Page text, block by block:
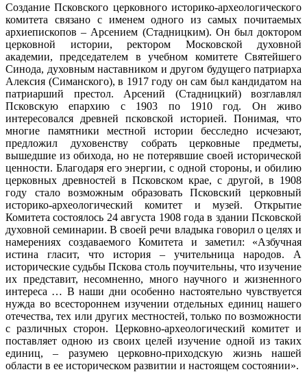
Создание Псковского церковного историко-археологического
комитета связано с именем одного из самых почитаемых
архиепископов – Арсением (Стадницким). Он был доктором
церковной истории, ректором Московской духовной
академии, председателем в учебном комитете Святейшего
Синода, духовным наставником и другом будущего патриарха
Алексия (Симанского), в 1917 году он сам был кандидатом на
патриарший престол. Арсений (Стадницкий) возглавлял
Псковскую епархию с 1903 по 1910 год. Он живо
интересовался древней псковской историей. Понимая, что
многие памятники местной истории бесследно исчезают,
предложил духовенству собрать церковные предметы,
вышедшие из обихода, но не потерявшие своей исторической
ценности. Благодаря его энергии, с одной стороны, и обилию
церковных древностей в Псковском крае, с другой, в 1908
году стало возможным образовать Псковский церковный
историко-археологический комитет и музей. Открытие
Комитета состоялось 24 августа 1908 года в здании Псковской
духовной семинарии. В своей речи владыка говорил о целях и
намерениях создаваемого Комитета и заметил: «Азбучная
истина гласит, что история – учительница народов. А
исторические судьбы Пскова столь поучительны, что изучение
их представит, несомненно, много научного и жизненного
интереса … В наши дни особенно настоятельно чувствуется
нужда во всестороннем изучении отдельных единиц нашего
отечества, тех или других местностей, только по возможности
с различных сторон. Церковно-археологический комитет и
поставляет одною из своих целей изучение одной из таких
единиц, – разумею церковно-приходскую жизнь нашей
области в ее историческом развитии и настоящем состоянии».